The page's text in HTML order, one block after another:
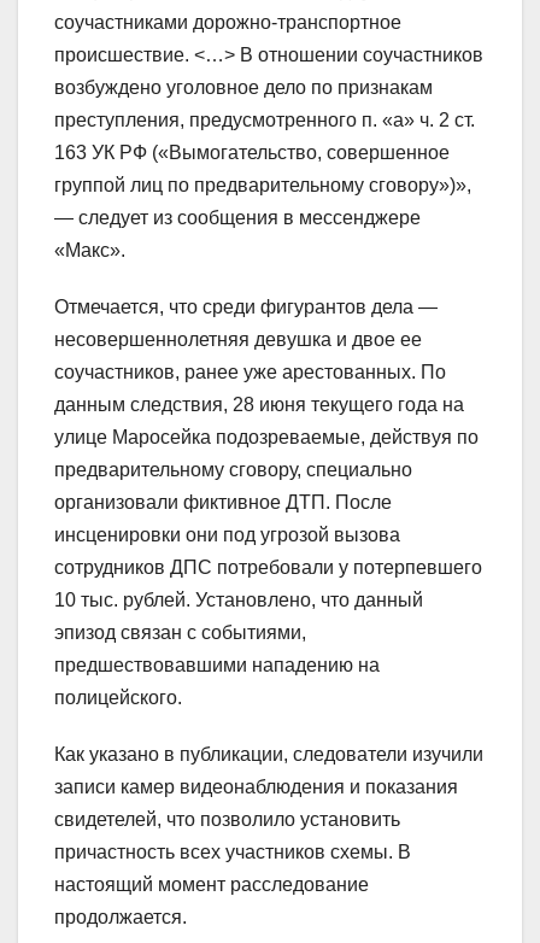
соучастниками дорожно-транспортное
происшествие. <…> В отношении соучастников
возбуждено уголовное дело по признакам
преступления, предусмотренного п. «а» ч. 2 ст.
163 УК РФ («Вымогательство, совершенное
группой лиц по предварительному сговору»)»,
— следует из сообщения в мессенджере
«Макс».
Отмечается, что среди фигурантов дела —
несовершеннолетняя девушка и двое ее
соучастников, ранее уже арестованных. По
данным следствия, 28 июня текущего года на
улице Маросейка подозреваемые, действуя по
предварительному сговору, специально
организовали фиктивное ДТП. После
инсценировки они под угрозой вызова
сотрудников ДПС потребовали у потерпевшего
10 тыс. рублей. Установлено, что данный
эпизод связан с событиями,
предшествовавшими нападению на
полицейского.
Как указано в публикации, следователи изучили
записи камер видеонаблюдения и показания
свидетелей, что позволило установить
причастность всех участников схемы. В
настоящий момент расследование
продолжается.